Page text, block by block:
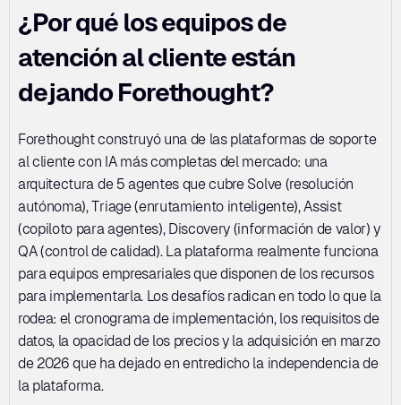
¿Por qué los equipos de
atención al cliente están
dejando Forethought?
Forethought construyó una de las plataformas de soporte
al cliente con IA más completas del mercado: una
arquitectura de 5 agentes que cubre Solve (resolución
autónoma), Triage (enrutamiento inteligente), Assist
(copiloto para agentes), Discovery (información de valor) y
QA (control de calidad). La plataforma realmente funciona
para equipos empresariales que disponen de los recursos
para implementarla. Los desafíos radican en todo lo que la
rodea: el cronograma de implementación, los requisitos de
datos, la opacidad de los precios y la adquisición en marzo
de 2026 que ha dejado en entredicho la independencia de
la plataforma.